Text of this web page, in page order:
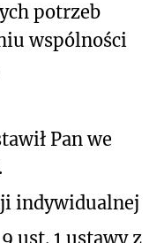
potrzeb
wspólności
Pan we
indywidualnej
ust. 1 ustawy z